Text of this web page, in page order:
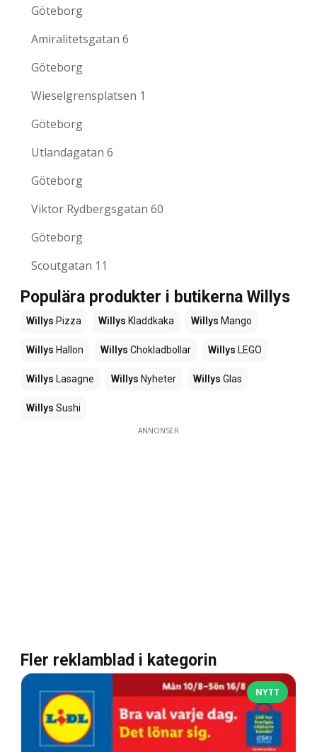
Göteborg
Amiralitetsgatan 6
Göteborg
Wieselgrensplatsen 1
Göteborg
Utlandagatan 6
Göteborg
Viktor Rydbergsgatan 60
Göteborg
Scoutgatan 11
Populära produkter i butikerna Willys
Willys Pizza Willys Kladdkaka Willys Mango
Willys Hallon Willys Chokladbollar Willys LEGO
Willys Lasagne Willys Nyheter Willys Glas
Willys Sushi
ANNONSER
Fler reklamblad i kategorin
NYTT